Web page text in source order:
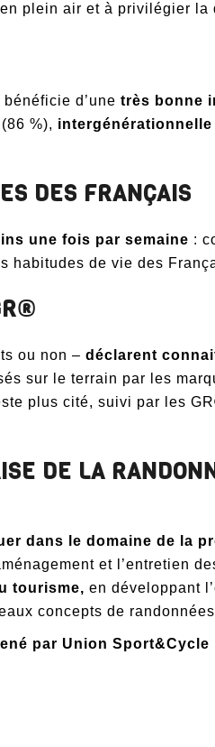
plein air et à privilégier la
bénéficie d’une très bonne
(86 %), intergénérationnelle
DES FRANÇAIS
une fois par semaine :
habitudes de vie des
ou non – déclarent
sur le terrain par les
plus cité, suivi par les
DE LA
dans le domaine de la
et l’entretien
tourisme, en développant
concepts de
par Union